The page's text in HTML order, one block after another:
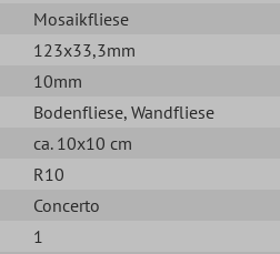
Mosaikfliese
123x33,3mm
10mm
Bodenfliese, Wandfliese
ca. 10x10 cm
R10
Concerto
1